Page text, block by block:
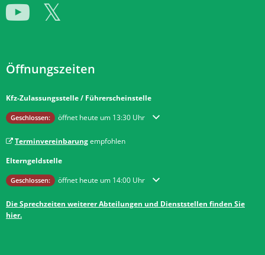
Öffnungszeiten
Kfz-Zulassungsstelle / Führerscheinstelle
Klicken, um weitere Öffnungs- oder Schließzeiten auszublenden
Geschlossen: öffnet heute um 13:30 Uhr
Terminvereinbarungempfohlen
Elterngeldstelle
Klicken, um weitere Öffnungs- oder Schließzeiten auszublenden
Geschlossen: öffnet heute um 14:00 Uhr
Die Sprechzeiten weiterer Abteilungen und Dienststellen finden Sie
hier.